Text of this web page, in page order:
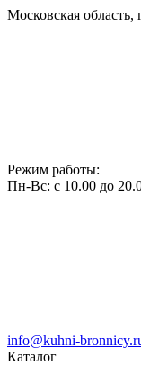
Московская
Режим работы:
Пн-Вс: с 10.00 до
info@kuhni-
Каталог